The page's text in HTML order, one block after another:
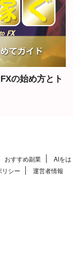
の始め方とト
おすすめ副業
AIをは
リシー 運営者情報